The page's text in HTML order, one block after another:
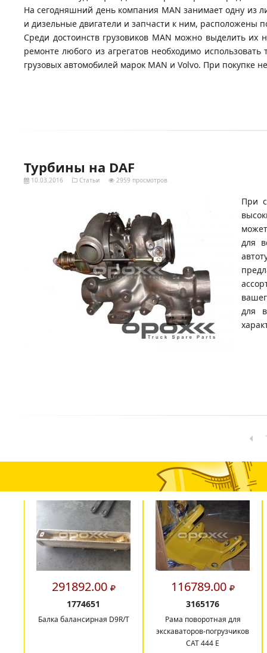
На сегодняшний день компания MAN занимает одну из
и дизельные двигатели и запчасти к ним, расположены
Среди достоинств грузовиков MAN можно выделить их
ремонте любого из агрегатов необходимо
грузовых автомобилей марок MAN и Volvo. При покупке
Турбины на DAF
10.03.2016 Статьи 2959 просмотров
При
для
для
291892.00
1774651
Балка балансирная D9R/T
116789.00
3165176
Рама поворотная для
экскаваторов-погрузчиков
САТ 444 E